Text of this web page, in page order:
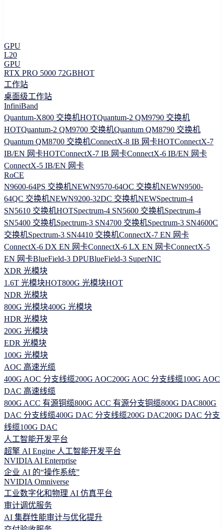
GPU
L20
GPU
RTX PRO 5000 72GBHOT
工作站
桌面级工作站
InfiniBand
Quantum-X800 交换机HOTQuantum-2 QM9790 交换机
HOTQuantum-2 QM9700 交换机Quantum QM8790 交换机
Quantum QM8700 交换机ConnectX-8 IB 网卡HOTConnectX-7
IB/EN 网卡HOTConnectX-7 IB 网卡ConnectX-6 IB/EN 网卡
ConnectX-5 IB/EN 网卡
RoCE
N9600-64PS 交换机NEWN9570-64OC 交换机NEWN9500-
64QC 交换机NEWN9200-32DC 交换机NEWSpectrum-4
SN5610 交换机HOTSpectrum-4 SN5600 交换机Spectrum-4
SN5400 交换机Spectrum-3 SN4700 交换机Spectrum-3 SN4600C
交换机Spectrum-3 SN4410 交换机ConnectX-7 EN 网卡
ConnectX-6 DX EN 网卡ConnectX-6 LX EN 网卡ConnectX-5
EN 网卡BlueField-3 DPUBlueField-3 SuperNIC
XDR 光模块
1.6T 光模块HOT800G 光模块HOT
NDR 光模块
800G 光模块400G 光模块
HDR 光模块
200G 光模块
EDR 光模块
100G 光模块
AOC 高速光缆
400G AOC 分支线缆200G AOC200G AOC 分支线缆100G AOC
DAC 高速线缆
800G ACC 有源铜缆800G ACC 有源分支铜缆800G DAC800G
DAC 分支线缆400G DAC 分支线缆200G DAC200G DAC 分支
线缆100G DAC
人工智能开发平台
超擎 AI Engine 人工智能开发平台
NVIDIA AI Enterprise
企业 AI 的“操作系统”
NVIDIA Omniverse
工业数字化和物理 AI 仿真平台
审计调优服务
AI 集群性能审计与优化提升